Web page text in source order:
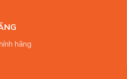
hãng